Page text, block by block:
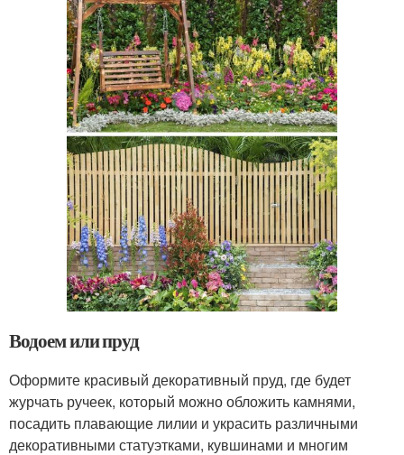
Водоем или пруд
Оформите красивый декоративный пруд, где будет
журчать ручеек, который можно обложить камнями,
посадить плавающие лилии и украсить различными
декоративными статуэтками, кувшинами и многим